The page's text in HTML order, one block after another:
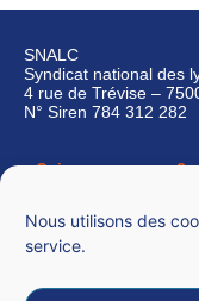
Nous utilisons des
service.
SNALC
Syndicat national des
4 rue de Trévise –
N° Siren 784 312 282
Qui sommes-nous ?